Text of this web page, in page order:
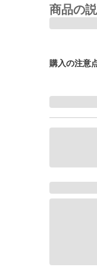
商品の
購入の注意